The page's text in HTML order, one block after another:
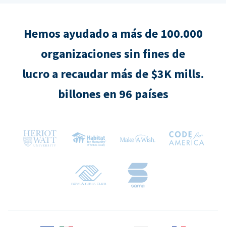
Hemos ayudado a más de 100.000
organizaciones sin fines de
lucro a recaudar más de $3K mills.
billones en 96 países